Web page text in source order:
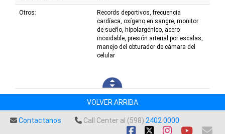
Otros:
Records deportivos, frecuencia
cardíaca, oxígeno en sangre, monitor
de sueño, hipolargénico, acero
inoxidable, presión arterial por escalas,
manejo del obturador de cámara del
celular
VOLVER ARRIBA
Contactanos Call Center al (598) 2402 0000